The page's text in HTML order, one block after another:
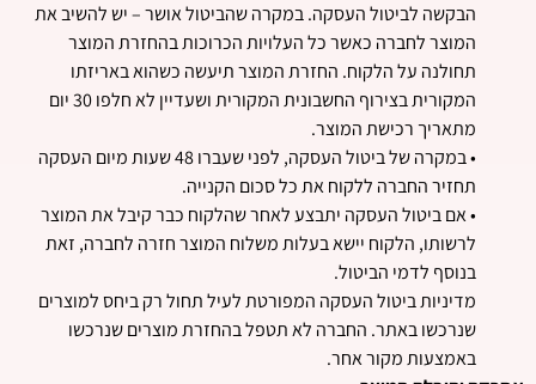
הבקשה לביטול העסקה. במקרה שהביטול אושר – יש להשיב את
המוצר לחברה כאשר כל העלויות הכרוכות בהחזרת המוצר
תחולנה על הלקוח. החזרת המוצר תיעשה כשהוא באריזתו
המקורית בצירוף החשבונית המקורית ושעדיין לא חלפו 30 יום
מתאריך רכישת המוצר.
• במקרה של ביטול העסקה, לפני שעברו 48 שעות מיום העסקה
תחזיר החברה ללקוח את כל סכום הקנייה.
• אם ביטול העסקה יתבצע לאחר שהלקוח כבר קיבל את המוצר
לרשותו, הלקוח יישא בעלות משלוח המוצר חזרה לחברה, זאת
בנוסף לדמי הביטול.
מדיניות ביטול העסקה המפורטת לעיל תחול רק ביחס למוצרים
שנרכשו באתר. החברה לא תטפל בהחזרת מוצרים שנרכשו
באמצעות מקור אחר.